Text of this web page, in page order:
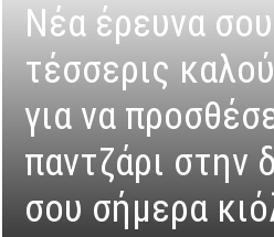
Νέα έρευνα σου
τέσσερις
για να
παντζάρι στην
σου σήμερα